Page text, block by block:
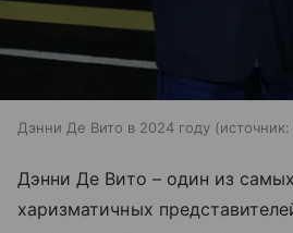
Дэнни Де Вито в 2024 году источник:
Дэнни Де Вито – один из
харизматичных